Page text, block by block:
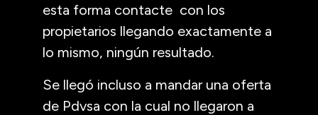
esta forma contacte con los
propietarios llegando exactamente a
lo mismo, ningún resultado.
Se llegó incluso a mandar una oferta
de Pdvsa con la cual no llegaron a